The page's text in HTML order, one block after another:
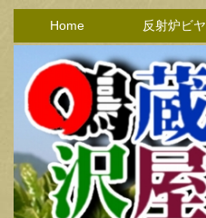
Home 反射炉ビヤ